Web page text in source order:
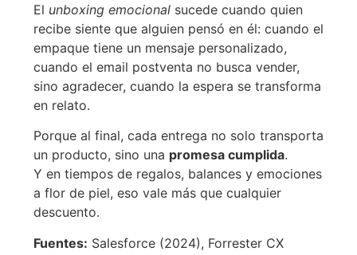
El unboxing emocional sucede cuando quien
recibe siente que alguien pensó en él: cuando el
empaque tiene un mensaje personalizado,
cuando el email postventa no busca vender,
sino agradecer, cuando la espera se transforma
en relato.
Porque al final, cada entrega no solo transporta
un producto, sino una promesa cumplida.
Y en tiempos de regalos, balances y emociones
a flor de piel, eso vale más que cualquier
descuento.
Fuentes: Salesforce (2024), Forrester CX